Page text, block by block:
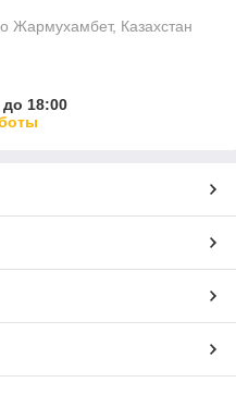
Жармухамбет, Казахстан
до 18:00